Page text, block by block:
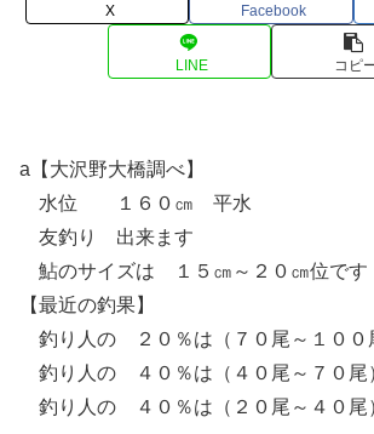
X Facebook
LINE コピ
a【大沢野大橋調べ】
水位 １６０㎝ 平水
友釣り 出来ます
鮎のサイズは １５㎝～２０㎝位です
【最近の釣果】
釣り人の ２０％は（７０尾～１００
釣り人の ４０％は（４０尾～７０尾
釣り人の ４０％は（２０尾～４０尾